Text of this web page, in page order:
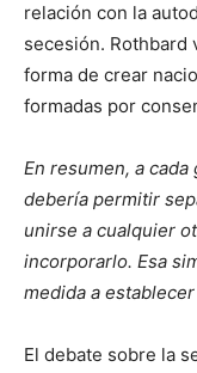
relación con la
secesión. Rothbard
forma de crear
formadas por
En resumen, a
debería permitir
unirse a cualquier
incorporarlo. Esa
medida a
El debate sobre la